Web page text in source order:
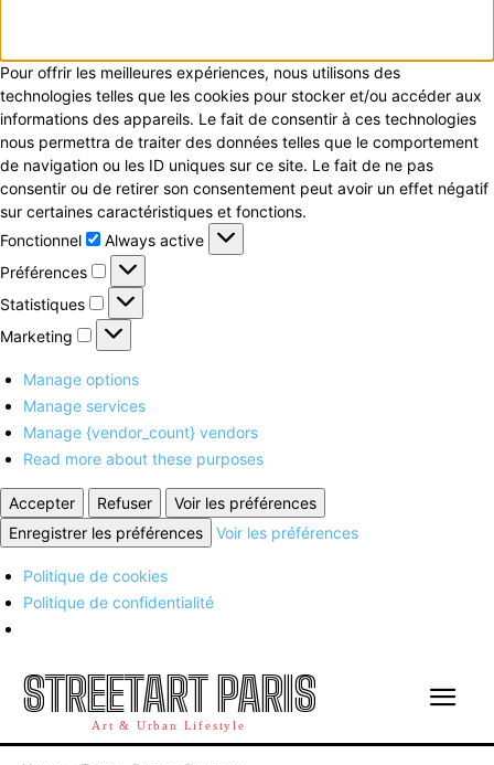
Pour offrir les meilleures expériences, nous utilisons des
technologies telles que les cookies pour stocker et/ou accéder aux
informations des appareils. Le fait de consentir à ces technologies
nous permettra de traiter des données telles que le comportement
de navigation ou les ID uniques sur ce site. Le fait de ne pas
consentir ou de retirer son consentement peut avoir un effet négatif
sur certaines caractéristiques et fonctions.
Fonctionnel
Fonctionnel
Always active
Préférences
Préférences
Statistiques
Statistiques
Marketing
Marketing
Manage options
Manage services
Manage {vendor_count} vendors
Read more about these purposes
Accepter Refuser
Voir les préférences
Enregistrer les préférences
Voir les préférences
Politique de cookies
Politique de confidentialité
STREETART PARIS
Art & Urban Lifestyle